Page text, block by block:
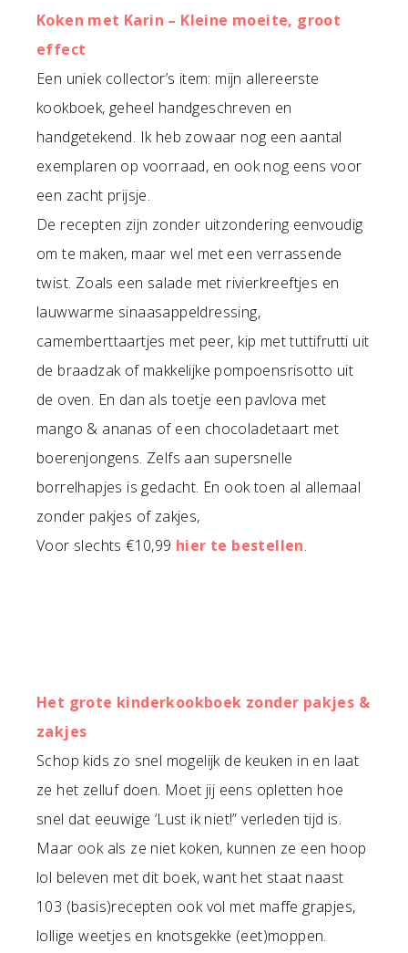
Koken met Karin – Kleine moeite, groot
effect
Een uniek collector’s item: mijn allereerste
kookboek, geheel handgeschreven en
handgetekend. Ik heb zowaar nog een aantal
exemplaren op voorraad, en ook nog eens voor
een zacht prijsje.
De recepten zijn zonder uitzondering eenvoudig
om te maken, maar wel met een verrassende
twist. Zoals een salade met rivierkreeftjes en
lauwwarme sinaasappeldressing,
camemberttaartjes met peer, kip met tuttifrutti uit
de braadzak of makkelijke pompoensrisotto uit
de oven. En dan als toetje een pavlova met
mango & ananas of een chocoladetaart met
boerenjongens. Zelfs aan supersnelle
borrelhapjes is gedacht. En ook toen al allemaal
zonder pakjes of zakjes,
Voor slechts €10,99 hier te bestellen.
Het grote kinderkookboek zonder pakjes &
zakjes
Schop kids zo snel mogelijk de keuken in en laat
ze het zelluf doen. Moet jij eens opletten hoe
snel dat eeuwige ‘Lust ik niet!” verleden tijd is.
Maar ook als ze niet koken, kunnen ze een hoop
lol beleven met dit boek, want het staat naast
103 (basis)recepten ook vol met maffe grapjes,
lollige weetjes en knotsgekke (eet)moppen.